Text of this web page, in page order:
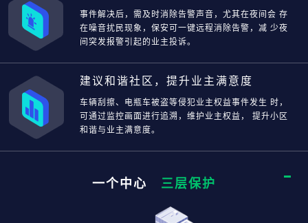
事件解决后，需及时消除告警声音，尤其在夜间会 存
在噪音扰民现象，保安可一键远程消除告警，减 少夜
间突发报警引起的业主投诉。
建议和谐社区，提升业主满意度
车辆刮擦、电瓶车被盗等侵犯业主权益事件发生 时，
可通过监控画面进行追溯，维护业主权益， 提升小区
和谐与业主满意度。
一个中心 三层保护